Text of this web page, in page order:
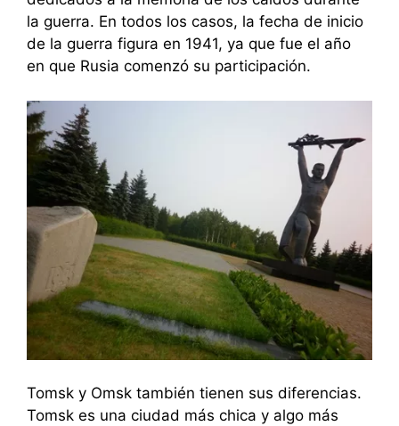
la guerra. En todos los casos, la fecha de inicio
de la guerra figura en 1941, ya que fue el año
en que Rusia comenzó su participación.
Tomsk y Omsk también tienen sus diferencias.
Tomsk es una ciudad más chica y algo más